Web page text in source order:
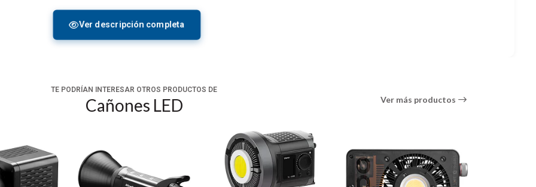
Ver descripción completa
TE PODRÍAN INTERESAR OTROS PRODUCTOS DE
Cañones LED Ver más productos